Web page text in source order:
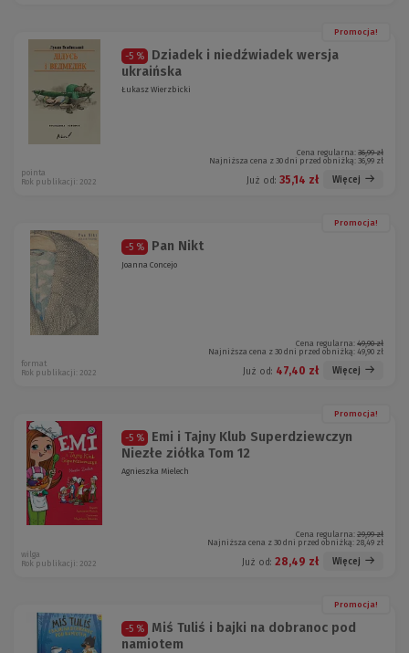
Promocja!
-5 %
Dziadek i niedźwiadek wersja
ukraińska
Łukasz Wierzbicki
Cena regularna: 36,99 zł
Najniższa cena z 30 dni przed obniżką: 36,99 zł
Już od: 35,14 zł Więcej
pointa
Rok publikacji: 2022
Promocja!
-5 % Pan Nikt
Joanna Concejo
Cena regularna: 49,90 zł
Najniższa cena z 30 dni przed obniżką: 49,90 zł
Już od: 47,40 zł Więcej
format
Rok publikacji: 2022
Promocja!
-5 %
Emi i Tajny Klub Superdziewczyn
Niezłe ziółka Tom 12
Agnieszka Mielech
Cena regularna: 29,99 zł
Najniższa cena z 30 dni przed obniżką: 28,49 zł
Już od: 28,49 zł Więcej
wilga
Rok publikacji: 2022
Promocja!
-5 %
Miś Tuliś i bajki na dobranoc pod
namiotem